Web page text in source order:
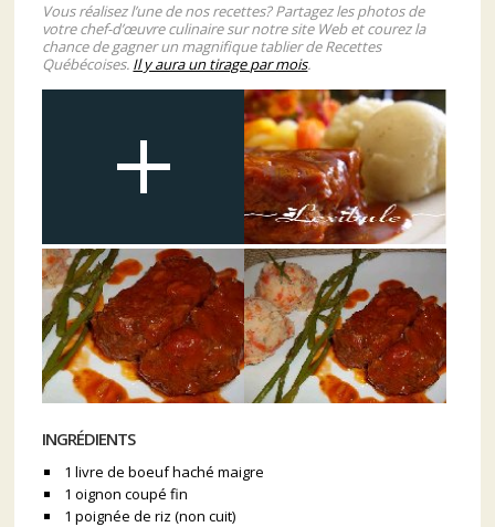
Vous réalisez l’une de nos recettes? Partagez les photos de
votre chef-d’œuvre culinaire sur notre site Web et courez la
chance de gagner un magnifique tablier de Recettes
Québécoises. Il y aura un tirage par mois.
INGRÉDIENTS
1 livre de boeuf haché maigre
1 oignon coupé fin
1 poignée de riz (non cuit)